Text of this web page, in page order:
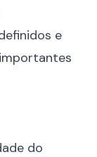
e
do